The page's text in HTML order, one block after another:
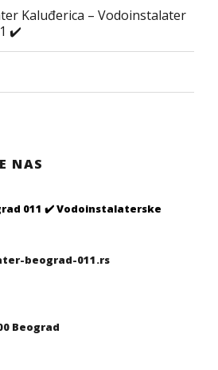
Kaluđerica – Vodoinstalater
✔️
NAS
011 ✔️ Vodoinstalaterske
beograd-011.rs
Beograd